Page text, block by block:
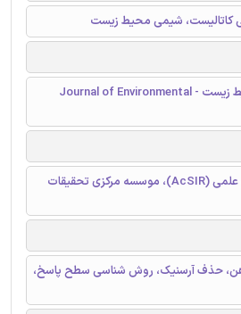
کاتالیست، شیمی محیط زیست
مجله مهندسی شیمی محیط زیست - Journal of Environmental
آکادمی تحقیقات نوآورانه و علمی (AcSIR)، موسسه مرکزی تحقیقات
آهن، حذف آرسنیک، روش شناسی سطح پاسخ،